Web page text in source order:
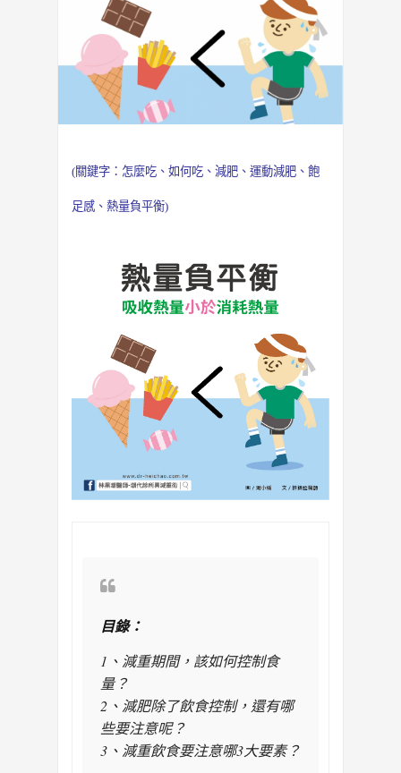
(關鍵字： 怎麼吃 、 如何吃 、 減肥 、 運動減肥 、 飽
足感 、 熱量負平衡)
目錄：
1、減重期間，該如何控制食
量？
2、減肥除了飲食控制，還有哪
些要注意呢？
3、減重飲食要注意哪3大要素？